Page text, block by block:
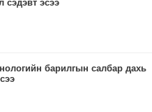
сэдэвт эсээ
барилгын салбар дахь